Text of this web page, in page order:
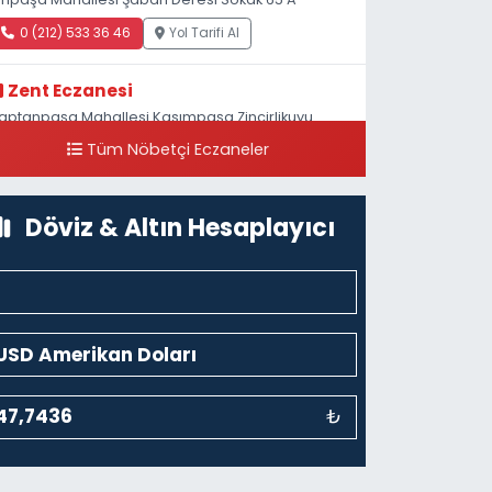
0 (212) 533 36 46 Yol Tarifi Al
Zent Eczanesi
Mahallesi Kasımpaşa Zincirlikuyu
Tüm Nöbetçi Eczaneler
Döviz & Altın Hesaplayıcı
₺